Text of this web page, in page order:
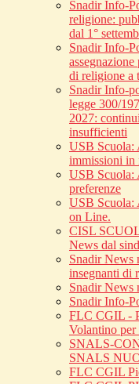
Snadir Info-
religione:
dal 1°
Snadir Info-
di religione a
Snadir Info-
legge 300/
2027:
insufficienti
USB Scuola:
immissioni in
USB Scuola:
preferenze
USB Scuola:
on Line.
CISL
News dal
Snadir News
insegnanti di
Snadir News
Snadir Info-
FLC CGIL -
Volantino per
SNALS-
SNALS
FLC CGIL